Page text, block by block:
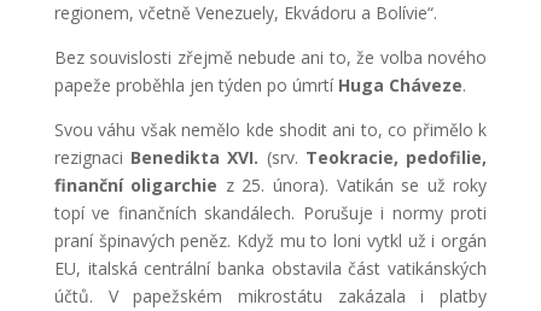
regionem, včetně Venezuely, Ekvádoru a Bolívie“.
Bez souvislosti zřejmě nebude ani to, že volba nového
papeže proběhla jen týden po úmrtí Huga Cháveze.
Svou váhu však nemělo kde shodit ani to, co přimělo k
rezignaci Benedikta XVI. (srv. Teokracie, pedofilie,
finanční oligarchie z 25. února). Vatikán se už roky
topí ve finančních skandálech. Porušuje i normy proti
praní špinavých peněz. Když mu to loni vytkl už i orgán
EU, italská centrální banka obstavila část vatikánských
účtů. V papežském mikrostátu zakázala i platby